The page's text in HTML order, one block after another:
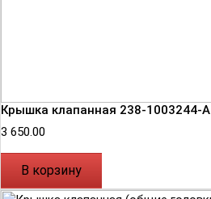
Крышка клапанная 238-1003244-А
3 650.00
В корзину